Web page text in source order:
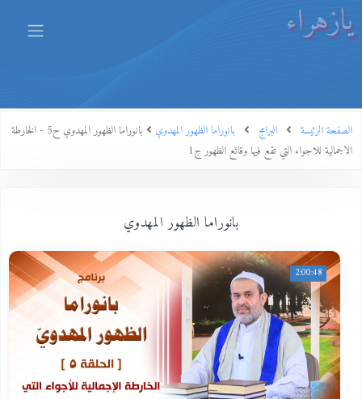
يازهراء
الصفحة الرئيسة البرامج بانوراما الظهور المهدوي
بانوراما الظهور المهدوي ح5 - الخارطة
الاجمالية للاجواء التي تقع فيها وقائع الظهور ج1
بانوراما الظهور المهدوي
2:00:48